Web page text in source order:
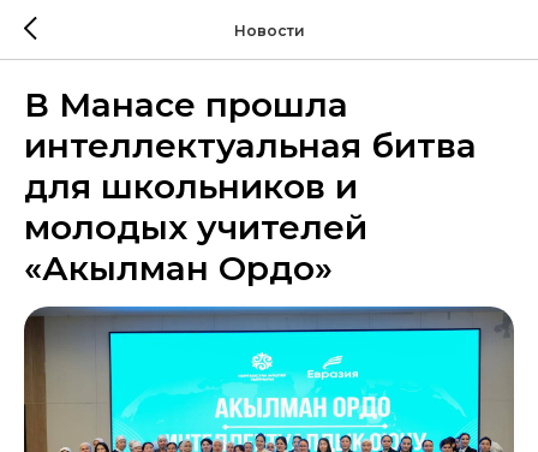
Новости
В Манасе прошла
интеллектуальная битва
для школьников и
молодых учителей
«Акылман Ордо»